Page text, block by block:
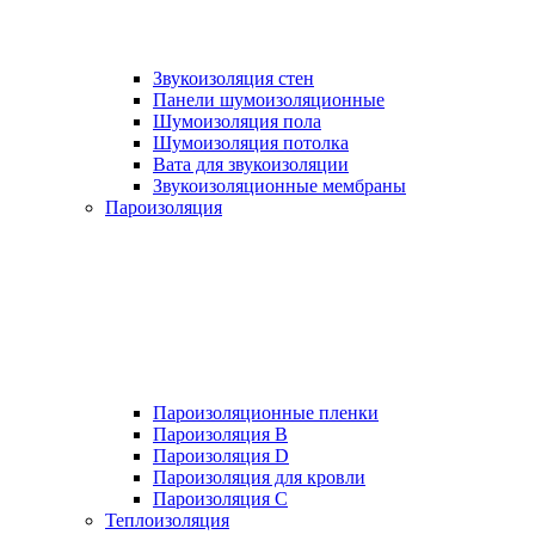
Звукоизоляция стен
Панели шумоизоляционные
Шумоизоляция пола
Шумоизоляция потолка
Вата для звукоизоляции
Звукоизоляционные мембраны
Пароизоляция
Пароизоляционные пленки
Пароизоляция B
Пароизоляция D
Пароизоляция для кровли
Пароизоляция С
Теплоизоляция